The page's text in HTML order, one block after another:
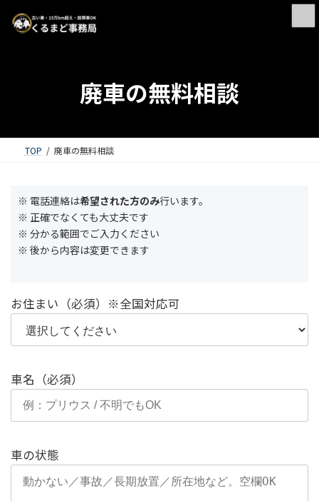
廃車の無料相談
TOP 廃車の無料相談
※ 電話連絡は希望された方のみ行います。
※ 正確でなくても大丈夫です
※ 分かる範囲でご入力ください
※ 後から内容は変更できます
お住まい（必須）※全国対応可
車名（必須）
車の状態